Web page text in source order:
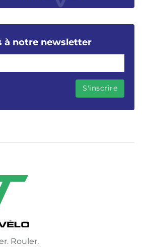
à notre newsletter
Rouler.